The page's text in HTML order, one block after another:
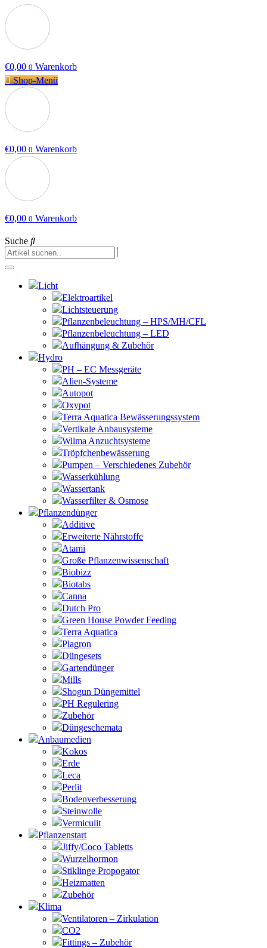
€0,00 0 Warenkorb
Shop-Menü
€0,00 0 Warenkorb
€0,00 0 Warenkorb
Suche
Licht
Elektroartikel
Lichtsteuerung
Pflanzenbeleuchtung – HPS/MH/CFL
Pflanzenbeleuchtung – LED
Aufhängung & Zubehör
Hydro
PH – EC Messgeräte
Alien-Systeme
Autopot
Oxypot
Terra Aquatica Bewässerungssystem
Vertikale Anbausysteme
Wilma Anzuchtsysteme
Tröpfchenbewässerung
Pumpen – Verschiedenes Zubehör
Wasserkühlung
Wassertank
Wasserfilter & Osmose
Pflanzendünger
Additive
Erweiterte Nährstoffe
Atami
Große Pflanzenwissenschaft
Biobizz
Biotabs
Canna
Dutch Pro
Green House Powder Feeding
Terra Aquatica
Plagron
Düngesets
Gartendünger
Mills
Shogun Düngemittel
PH Regulering
Zubehör
Düngeschemata
Anbaumedien
Kokos
Erde
Leca
Perlit
Bodenverbesserung
Steinwolle
Vermiculit
Pflanzenstart
Jiffy/Coco Tabletts
Wurzelhormon
Stiklinge Propogator
Heizmatten
Zubehör
Klima
Ventilatoren – Zirkulation
CO2
Fittings – Zubehör